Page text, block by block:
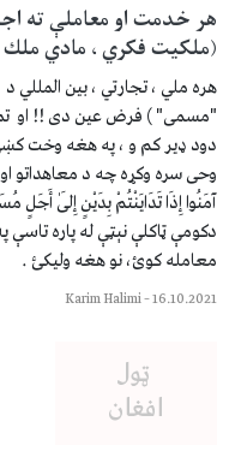
هر خدمت او معاملې ته
(ملكيت فكري ، مادي
هره ملي ، تجارتي ، بین
"مسمی" ) فرض عین دی !! او
دود ډیر کم و ، په هغه وخت
وحی سره وکړه چه د معاهداتو او
آمَنُوا إِذَا تَدَايَنْتُمْ بِدَيْنٍ إِلَىٰ
دكومې ټاكلې نېټې له پاره
معامله كوئ، نو هغه وليكئ .
16.10.2021
–
Karim Halimi